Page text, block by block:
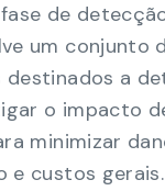
de
um conjunto
a
o impacto
minimizar
e custos